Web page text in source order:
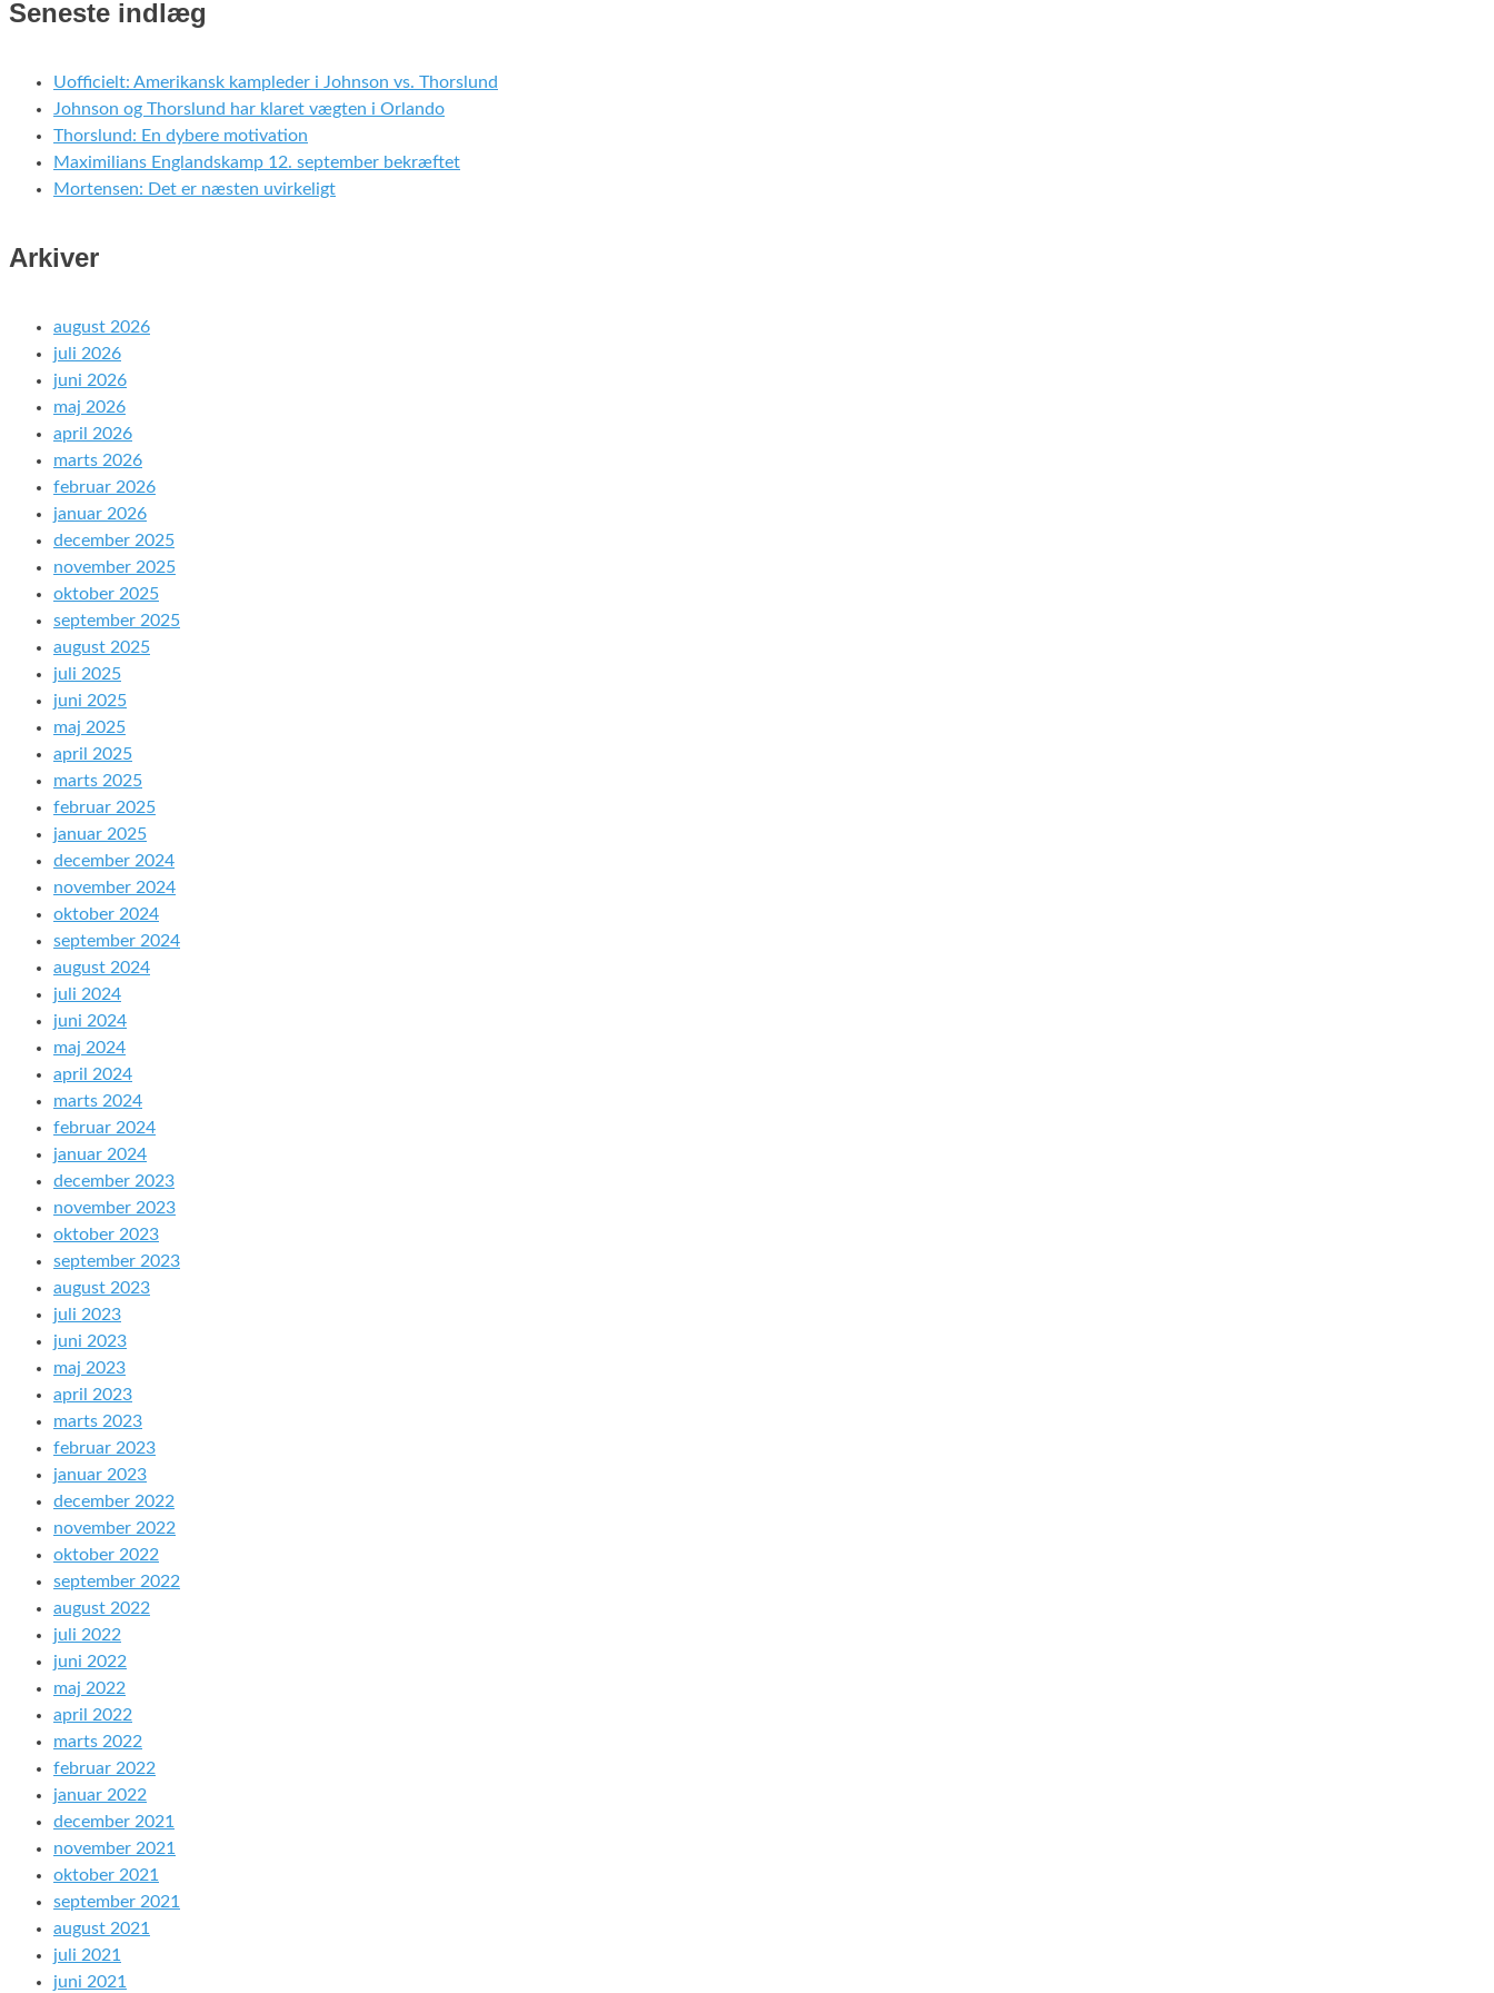
Seneste indlæg
Uofficielt: Amerikansk kampleder i Johnson vs. Thorslund
Johnson og Thorslund har klaret vægten i Orlando
Thorslund: En dybere motivation
Maximilians Englandskamp 12. september bekræftet
Mortensen: Det er næsten uvirkeligt
Arkiver
august 2026
juli 2026
juni 2026
maj 2026
april 2026
marts 2026
februar 2026
januar 2026
december 2025
november 2025
oktober 2025
september 2025
august 2025
juli 2025
juni 2025
maj 2025
april 2025
marts 2025
februar 2025
januar 2025
december 2024
november 2024
oktober 2024
september 2024
august 2024
juli 2024
juni 2024
maj 2024
april 2024
marts 2024
februar 2024
januar 2024
december 2023
november 2023
oktober 2023
september 2023
august 2023
juli 2023
juni 2023
maj 2023
april 2023
marts 2023
februar 2023
januar 2023
december 2022
november 2022
oktober 2022
september 2022
august 2022
juli 2022
juni 2022
maj 2022
april 2022
marts 2022
februar 2022
januar 2022
december 2021
november 2021
oktober 2021
september 2021
august 2021
juli 2021
juni 2021